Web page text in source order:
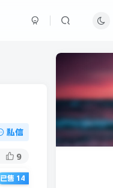
私信
9
已售 14